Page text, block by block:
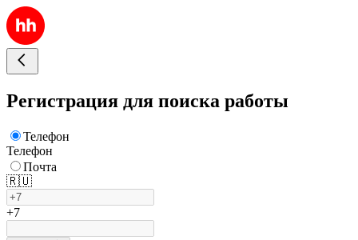
Регистрация для поиска работы
Телефон
Телефон
Почта
🇷🇺
+7